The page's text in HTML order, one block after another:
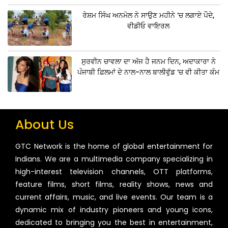
ਰੇਸ਼ਮ ਸਿੰਘ ਅਨਮੋਲ ਨੇ ਸਾਉਣ ਮਹੀਨੇ ‘ਚ ਲਗਾਏ ਪੌਦੇ,
ਵੀਡੀਓ ਵਾਇਰਲ
ਸੁਰਵੀਨ ਚਾਵਲਾ ਦਾ ਅੱਜ ਹੈ ਜਨਮ ਦਿਨ, ਅਦਾਕਾਰਾ ਨੇ
ਪੰਜਾਬੀ ਫ਼ਿਲਮਾਂ ਦੇ ਨਾਲ-ਨਾਲ ਬਾਲੀਵੁੱਡ ‘ਚ ਵੀ ਕੀਤਾ ਕੰਮ
About Us
GTC Network is the home of global entertainment for
Indians. We are a multimedia company specializing in
high-interest television channels, OTT platforms,
feature films, short films, reality shows, news and
current affairs, music, and live events. Our team is a
dynamic mix of industry pioneers and young icons,
dedicated to bringing you the best in entertainment,